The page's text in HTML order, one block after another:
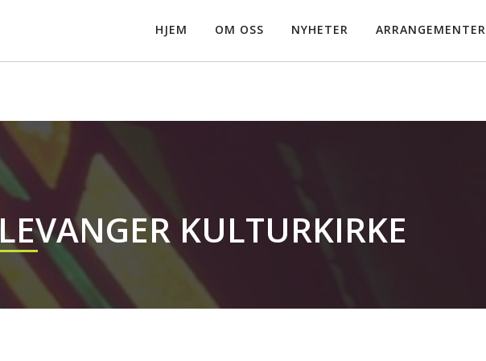
HJEM OM OSS NYHETER ARRANGEMENTER
KULTURKIRKE